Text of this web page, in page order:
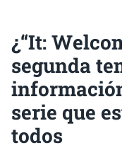
¿“It:
segunda
serie que
todos